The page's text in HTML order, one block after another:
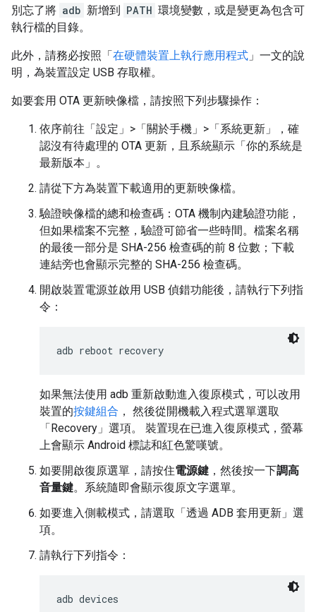
別忘了將 adb 新增到 PATH 環境變數，或是變更為包含可
執行檔的目錄。
此外，請務必按照「在硬體裝置上執行應用程式 」一文的說
明，為裝置設定 USB 存取權。
如要套用 OTA 更新映像檔，請按照下列步驟操作：
依序前往「設定」>「關於手機」>「系統更新」
，確
認沒有待處理的 OTA 更新，且系統顯示「你的系統是
最新版本」。
請從下方為裝置下載適用的更新映像檔。
驗證映像檔的總和檢查碼：OTA 機制內建驗證功能，
但如果檔案不完整，驗證可節省一些時間。檔案名稱
的最後一部分是 SHA-256 檢查碼的前 8 位數；下載
連結旁也會顯示完整的 SHA-256 檢查碼。
開啟裝置電源並啟用 USB 偵錯功能後，請執行下列指
令：
adb reboot recovery
如果無法使用 adb 重新啟動進入復原模式，可以改用
裝置的按鍵組合 ， 然後從開機載入程式選單選取
「Recovery」 選項。 裝置現在已進入復原模式，螢幕
上會顯示 Android 標誌和紅色驚嘆號。
如要開啟復原選單，請按住電源鍵 ，然後按一下調高
音量鍵。系統隨即會顯示復原文字選單。
如要進入側載模式，請選取「透過 ADB 套用更新」 選
項。
請執行下列指令：
adb devices